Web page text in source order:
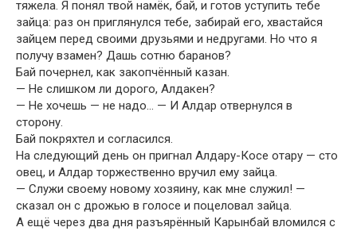
тяжела. Я понял твой намёк, бай, и готов уступить тебе
зайца: раз он приглянулся тебе, забирай его, хвастайся
зайцем перед своими друзьями и недругами. Но что я
получу взамен? Дашь сотню баранов?
Бай почернел, как закопчённый казан.
— Не слишком ли дорого, Алдакен?
— Не хочешь — не надо… — И Алдар отвернулся в
сторону.
Бай покряхтел и согласился.
На следующий день он пригнал Алдару-Косе отару — сто
овец, и Алдар торжественно вручил ему зайца.
— Служи своему новому хозяину, как мне служил! —
сказал он с дрожью в голосе и поцеловал зайца.
А ещё через два дня разъярённый Карынбай вломился с